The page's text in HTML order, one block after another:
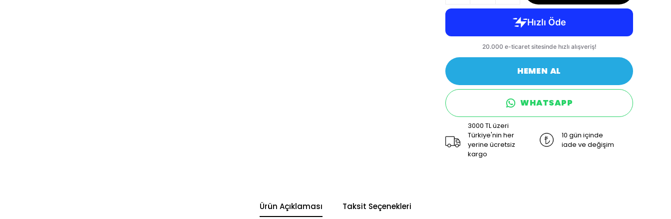
HEMEN AL
WHATSAPP
3000 TL üzeri
Türkiye'nin her
yerine ücretsiz
kargo
10 gün içinde
iade ve değişim
Ürün Açıklaması Taksit Seçenekleri